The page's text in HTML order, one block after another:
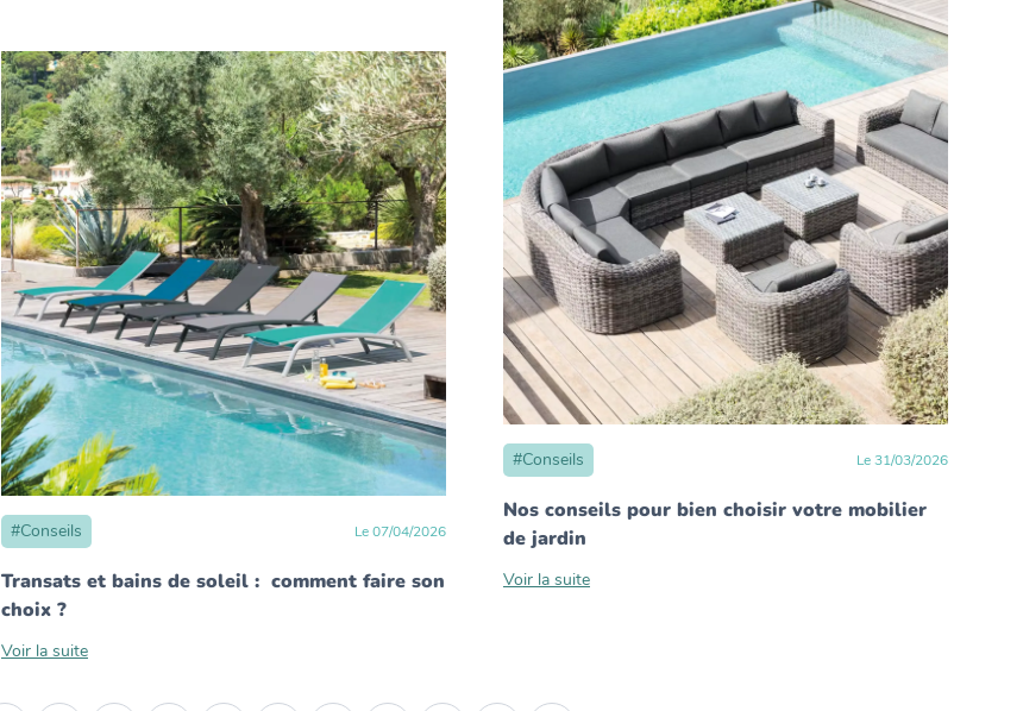
#Conseils Le07/04/2026
Transats et bains de soleil : comment faire son
choix ?
Voir la suite
#Conseils Le31/03/2026
Nos conseils pour bien choisir votre mobilier
de jardin
Voir la suite